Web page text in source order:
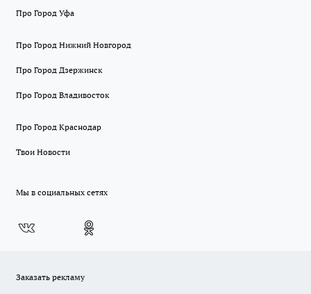
Про Город Уфа
Про Город Нижний Новгород
Про Город Дзержинск
Про Город Владивосток
Про Город Краснодар
Твои Новости
Мы в социальных сетях
Заказать рекламу